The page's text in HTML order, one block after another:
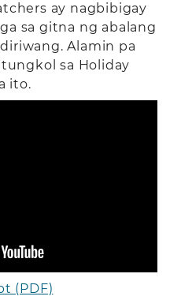
ay nagbibigay
sa gitna ng abalang
Alamin pa
sa Holiday
ito.
(PDF)